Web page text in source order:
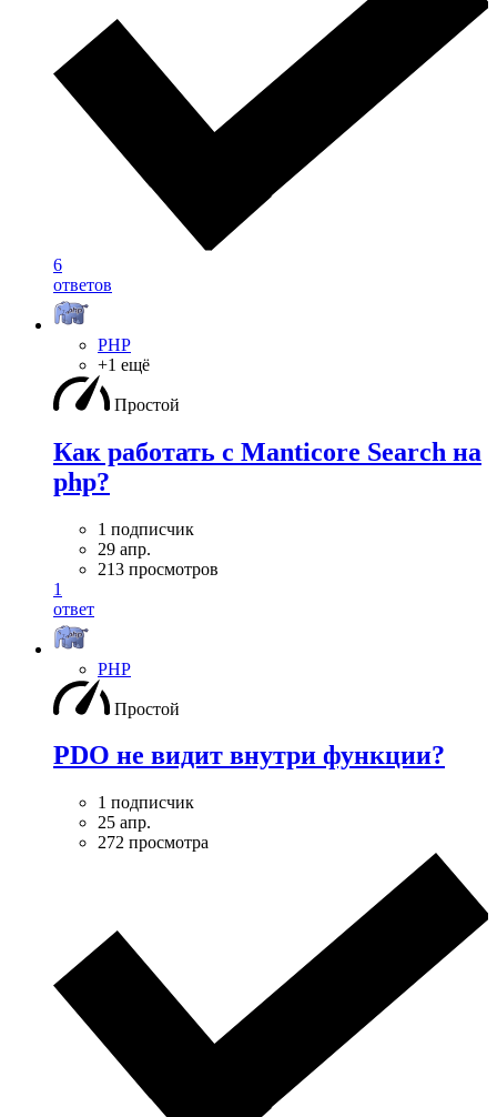
6
ответов
PHP
+1 ещё
Простой
Как работать с Manticore Search на
php?
1 подписчик
29 апр.
213 просмотров
1
ответ
PHP
Простой
PDO не видит внутри функции?
1 подписчик
25 апр.
272 просмотра